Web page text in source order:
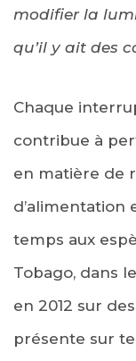
modifier la
qu’il y ait des
Chaque
contribue à
en matière de
d’alimentation
temps aux
Tobago, dans
en 2012 sur
présente sur